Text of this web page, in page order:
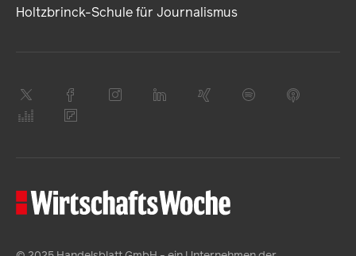
Holtzbrinck-Schule für Journalismus